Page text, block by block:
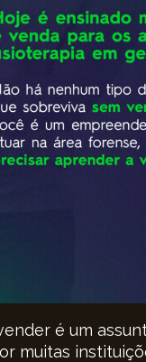
é um
muitas